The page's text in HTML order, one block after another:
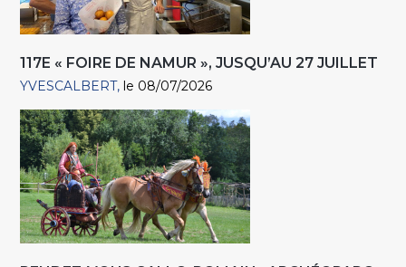
117E « FOIRE DE NAMUR », JUSQU’AU 27 JUILLET
YVESCALBERT le 08/07/2026